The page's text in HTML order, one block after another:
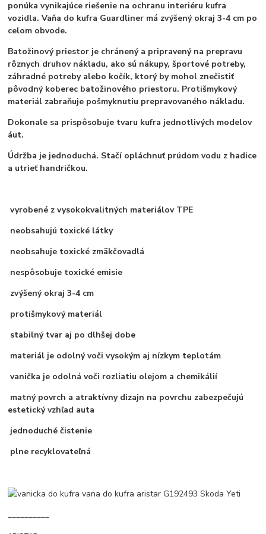
ponúka vynikajúce riešenie na ochranu interiéru kufra
vozidla. Vaňa do kufra Guardliner má zvýšený okraj 3-4 cm po
celom obvode.
Batožinový priestor je chránený a pripravený na prepravu
rôznych druhov nákladu, ako sú nákupy, športové potreby,
záhradné potreby alebo kočík, ktorý by mohol znečistiť
pôvodný koberec batožinového priestoru. Protišmykový
materiál zabraňuje pošmyknutiu prepravovaného nákladu.
Dokonale sa prispôsobuje tvaru kufra jednotlivých modelov
áut.
Údržba je jednoduchá. Stačí opláchnuť prúdom vodu z hadice
a utrieť handričkou.
vyrobené z vysokokvalitných materiálov TPE
neobsahujú toxické látky
neobsahuje toxické zmäkčovadlá
nespôsobuje toxické emisie
zvýšený okraj 3-4 cm
protišmykový materiál
stabilný tvar aj po dlhšej dobe
materiál je odolný voči vysokým aj nízkym teplotám
vanička je odolná voči rozliatiu olejom a chemikálií
matný povrch a atraktívny dizajn na povrchu zabezpečujú
estetický vzhľad auta
jednoduché čistenie
plne recyklovateľná